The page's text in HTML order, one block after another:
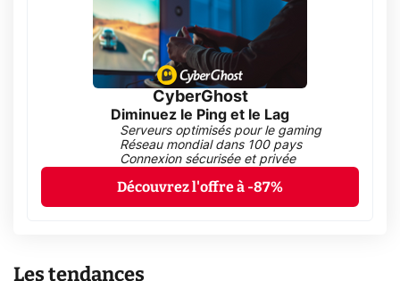
CyberGhost
Diminuez le Ping et le Lag
Serveurs optimisés pour le gaming
Réseau mondial dans 100 pays
Connexion sécurisée et privée
Découvrez l'offre à -87%
Les tendances